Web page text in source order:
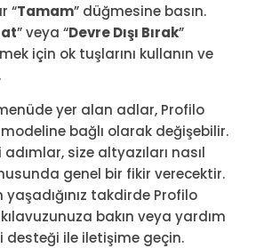
“Tamam” düğmesine basın.
” veya “Devre Dışı Bırak”
için ok tuşlarını kullanın ve
yer alan adlar, Profilo
bağlı olarak değişebilir.
size altyazıları nasıl
genel bir fikir verecektir.
takdirde Profilo
bakın veya yardım
desteği ile iletişime geçin.